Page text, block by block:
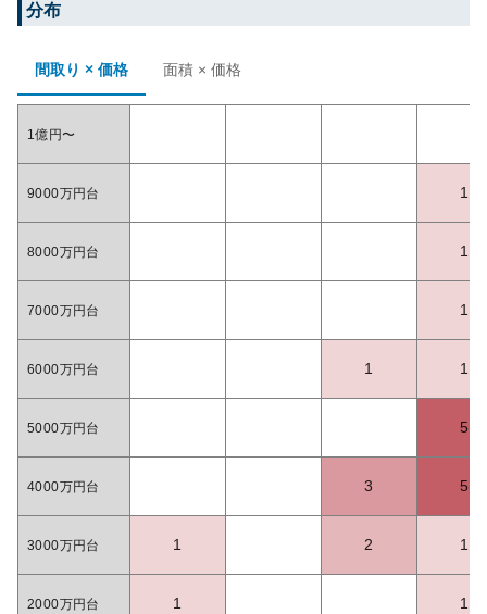
分布
間取り × 価格 面積 × 価格
1億円〜
9000万円台 1
8000万円台 1
7000万円台 1
6000万円台 1 1
5000万円台 5
4000万円台 3 5
3000万円台 1 2 1
2000万円台 1 1